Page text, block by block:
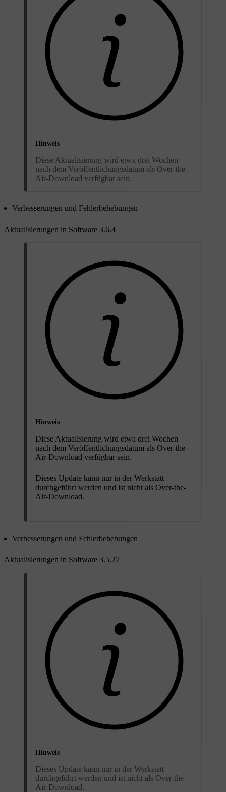
Hinweis
Diese Aktualisierung wird etwa drei Wochen
nach dem Veröffentlichungsdatum als Over-the-
Air-Download verfügbar sein.
Verbesserungen und Fehlerbehebungen
Aktualisierungen in Software 3.6.4
Hinweis
Diese Aktualisierung wird etwa drei Wochen
nach dem Veröffentlichungsdatum als Over-the-
Air-Download verfügbar sein.
Dieses Update kann nur in der Werkstatt
durchgeführt werden und ist nicht als Over-the-
Air-Download.
Verbesserungen und Fehlerbehebungen
Aktualisierungen in Software 3.5.27
Hinweis
Dieses Update kann nur in der Werkstatt
durchgeführt werden und ist nicht als Over-the-
Air-Download.